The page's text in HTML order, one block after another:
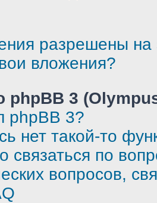
разрешены
вложения?
phpBB 3
phpBB 3?
нет такой-то
по
вопросов,